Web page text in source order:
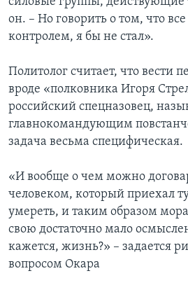
он. – Но говорить о том, что
контролем, я бы не стал».
Политолог считает, что вести
вроде «полковника Игоря
российский спецназовец,
главнокомандующим
задача весьма специфическая.
«И вообще о чем можно
человеком, который приехал
умереть, и таким образом
свою достаточно мало
кажется, жизнь?» – задается
вопросом Окара